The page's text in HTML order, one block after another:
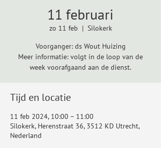
11 februari
zo 11 feb
  |
Silokerk
Voorganger: ds Wout Huizing
Meer informatie: volgt in de loop van de
week voorafgaand aan de dienst.
Tijd en locatie
11 feb 2024, 10:00 – 11:00
Silokerk, Herenstraat 36, 3512 KD Utrecht,
Nederland